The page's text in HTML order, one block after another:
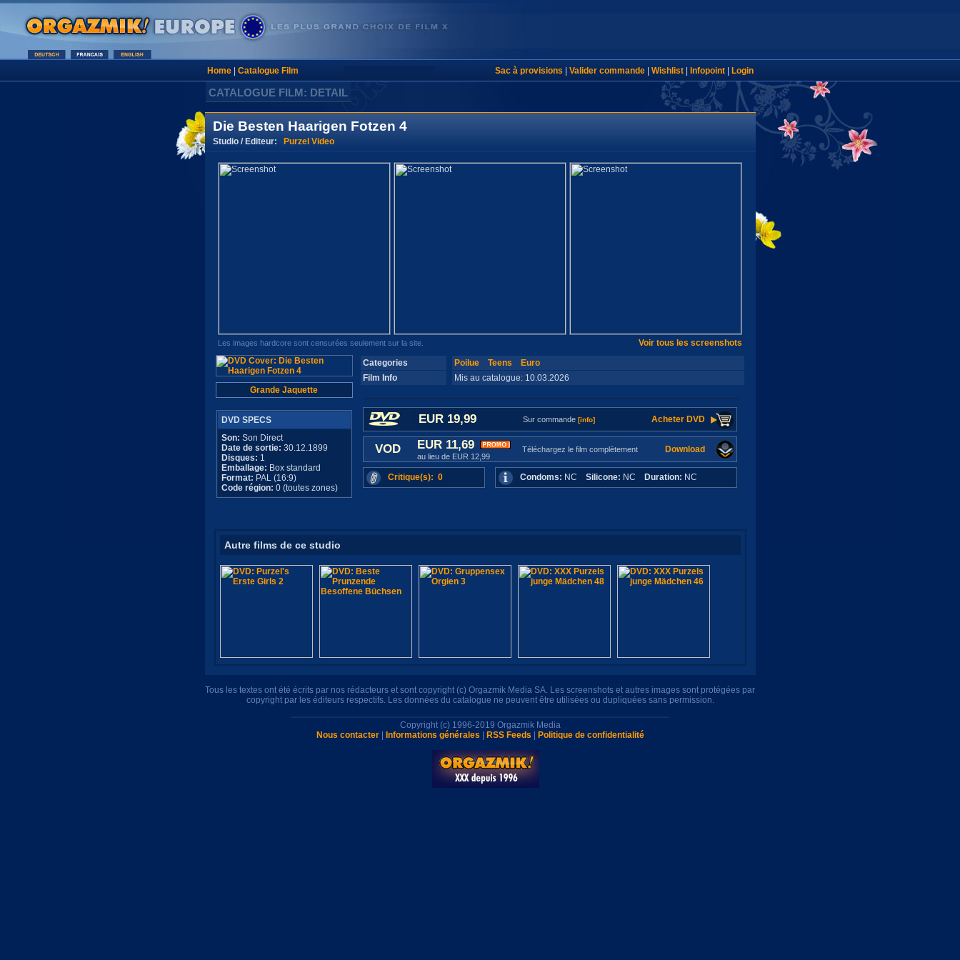
Home| Catalogue Film Sac à provisions Valider commande| Wishlist| Infopoint| Login
CATALOGUE FILM: DETAIL
Die Besten Haarigen Fotzen 4
Studio / Editeur: Purzel Video
Les images hardcore sont censurées seulement sur la site. Voir tous les screenshots
Grande Jaquette
DVD SPECS
Son: Son Direct
Date de sortie: 30.12.1899
Disques: 1
Emballage: Box standard
Format: PAL (16:9)
Code région: 0 (toutes zones)
Categories Poilue Teens
Euro
Film Info
Mis au catalogue: 10.03.2026
EUR 19,99 Sur commande [info] Acheter DVD
VOD EUR 11,69
au lieu de EUR 12,99
Téléchargez le film complètement Download
Critique(s): 0 Condoms: NC Silicone: NC Duration: NC
Autre films de ce studio
Tous les textes ont été écrits par nos rédacteurs et sont copyright (c) Orgazmik Media SA. Les screenshots et autres images sont protégées par
copyright par les éditeurs respectifs. Les données du catalogue ne peuvent être utilisées ou dupliquées sans permission.
Copyright (c) 1996-2019 Orgazmik Media
Nous contacter| Informations générales RSS Feeds Politique de confidentialité